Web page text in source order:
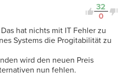
32
0
hat nichts mit IT Fehler zu
Systems die Progitabilität zu
wird den neuen Preis
nun fehlen.